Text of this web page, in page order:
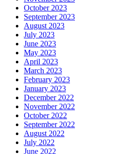
October 2023
September 2023
August 2023
July 2023
June 2023
May 2023
April 2023
March 2023
February 2023
January 2023
December 2022
November 2022
October 2022
September 2022
August 2022
July 2022
June 2022